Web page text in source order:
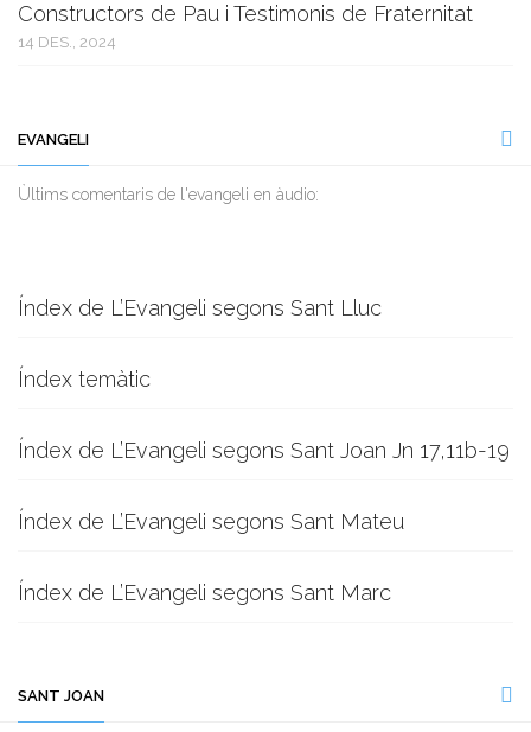
Constructors de Pau i Testimonis de Fraternitat
14 DES., 2024
EVANGELI
Ùltims comentaris de l'evangeli en àudio:
Índex de L’Evangeli segons Sant Lluc
Índex temàtic
Índex de L’Evangeli segons Sant Joan Jn 17,11b-19
Índex de L’Evangeli segons Sant Mateu
Índex de L’Evangeli segons Sant Marc
SANT JOAN